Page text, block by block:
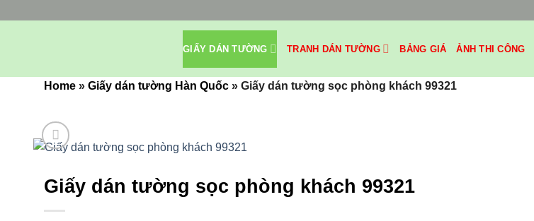
GIẤY DÁN TƯỜNG TRANH DÁN TƯỜNG BẢNG GIÁ ẢNH THI CÔNG
Home » Giấy dán tường Hàn Quốc » Giấy dán tường sọc phòng khách 99321
Giấy dán tường sọc phòng khách 99321